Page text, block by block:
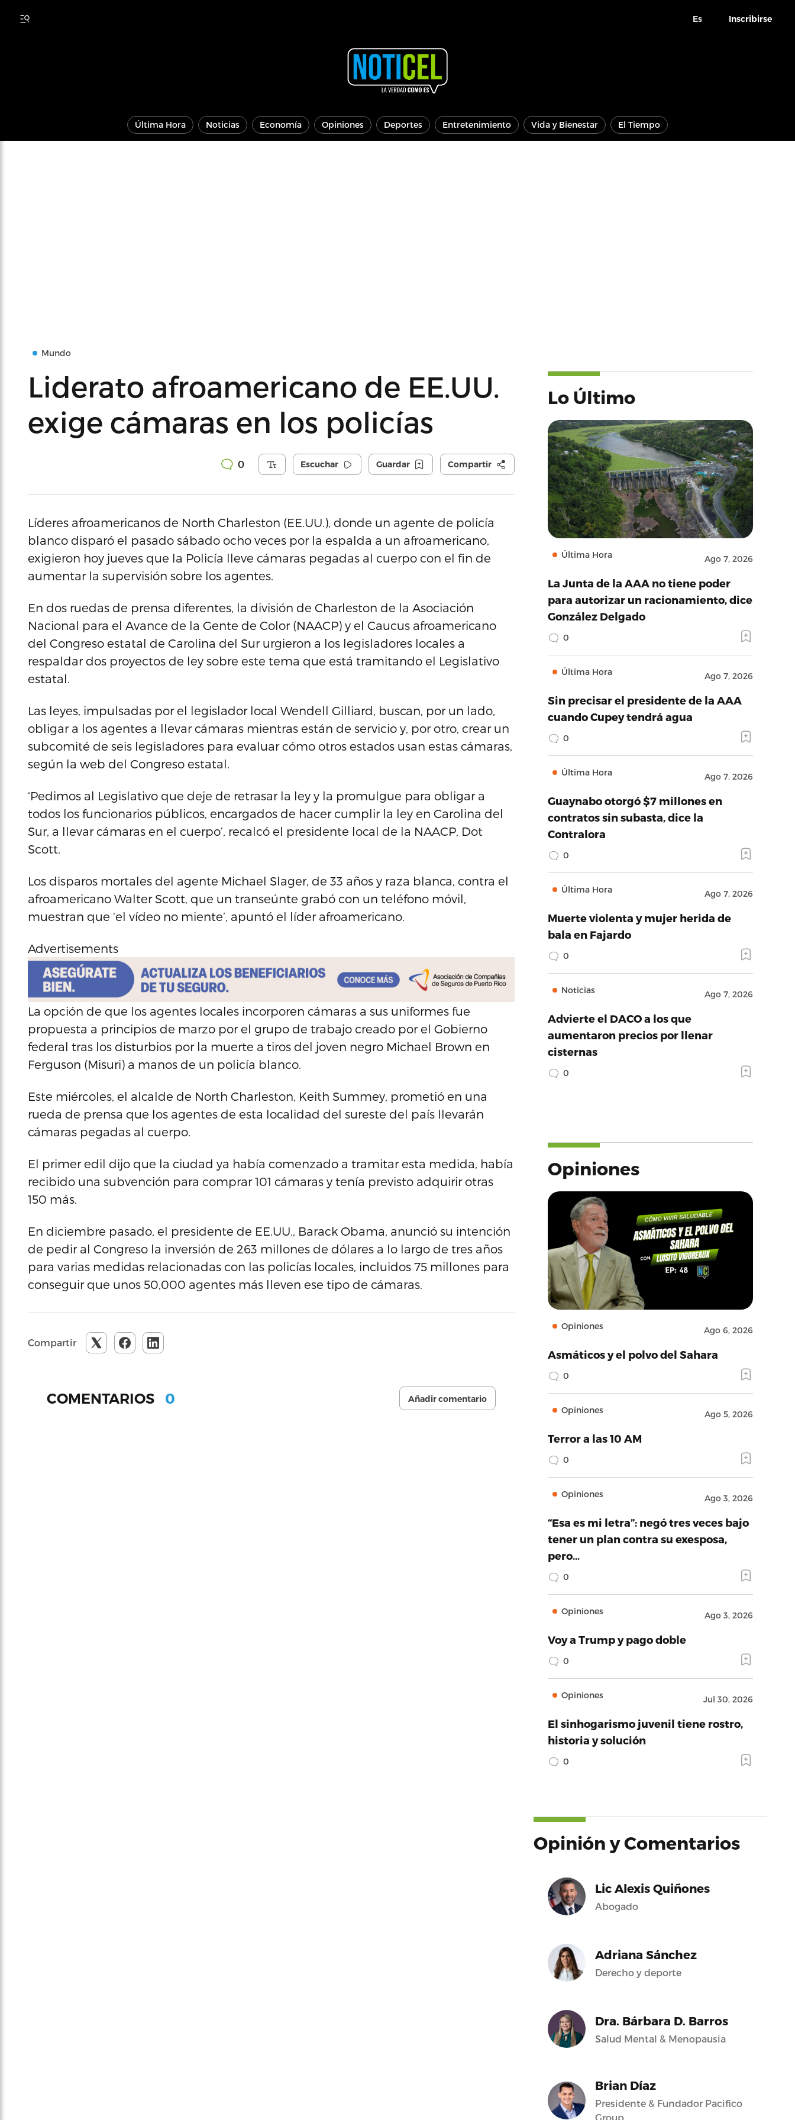
Es Inscribirse
Última Hora Noticias Economía Opiniones Deportes Entretenimiento Vida y Bienestar El Tiempo
Mundo
Liderato afroamericano de EE.UU.
exige cámaras en los policías
0 Escuchar Guardar Compartir
Líderes afroamericanos de North Charleston (EE.UU.), donde un agente de policía
blanco disparó el pasado sábado ocho veces por la espalda a un afroamericano,
exigieron hoy jueves que la Policía lleve cámaras pegadas al cuerpo con el fin de
aumentar la supervisión sobre los agentes.
En dos ruedas de prensa diferentes, la división de Charleston de la Asociación
Nacional para el Avance de la Gente de Color (NAACP) y el Caucus afroamericano
del Congreso estatal de Carolina del Sur urgieron a los legisladores locales a
respaldar dos proyectos de ley sobre este tema que está tramitando el Legislativo
estatal.
Las leyes, impulsadas por el legislador local Wendell Gilliard, buscan, por un lado,
obligar a los agentes a llevar cámaras mientras están de servicio y, por otro, crear un
subcomité de seis legisladores para evaluar cómo otros estados usan estas cámaras,
según la web del Congreso estatal.
‘Pedimos al Legislativo que deje de retrasar la ley y la promulgue para obligar a
todos los funcionarios públicos, encargados de hacer cumplir la ley en Carolina del
Sur, a llevar cámaras en el cuerpo’, recalcó el presidente local de la NAACP, Dot
Scott.
Los disparos mortales del agente Michael Slager, de 33 años y raza blanca, contra el
afroamericano Walter Scott, que un transeúnte grabó con un teléfono móvil,
muestran que ‘el vídeo no miente’, apuntó el líder afroamericano.
Advertisements
La opción de que los agentes locales incorporen cámaras a sus uniformes fue
propuesta a principios de marzo por el grupo de trabajo creado por el Gobierno
federal tras los disturbios por la muerte a tiros del joven negro Michael Brown en
Ferguson (Misuri) a manos de un policía blanco.
Este miércoles, el alcalde de North Charleston, Keith Summey, prometió en una
rueda de prensa que los agentes de esta localidad del sureste del país llevarán
cámaras pegadas al cuerpo.
El primer edil dijo que la ciudad ya había comenzado a tramitar esta medida, había
recibido una subvención para comprar 101 cámaras y tenía previsto adquirir otras
150 más.
En diciembre pasado, el presidente de EE.UU., Barack Obama, anunció su intención
de pedir al Congreso la inversión de 263 millones de dólares a lo largo de tres años
para varias medidas relacionadas con las policías locales, incluidos 75 millones para
conseguir que unos 50,000 agentes más lleven ese tipo de cámaras.
Compartir
COMENTARIOS 0 Añadir comentario
Lo Último
Última Hora Ago 7, 2026
La Junta de la AAA no tiene poder
para autorizar un racionamiento, dice
González Delgado
0
Última Hora Ago 7, 2026
Sin precisar el presidente de la AAA
cuando Cupey tendrá agua
0
Última Hora Ago 7, 2026
Guaynabo otorgó $7 millones en
contratos sin subasta, dice la
Contralora
0
Última Hora Ago 7, 2026
Muerte violenta y mujer herida de
bala en Fajardo
0
Noticias Ago 7, 2026
Advierte el DACO a los que
aumentaron precios por llenar
cisternas
0
Opiniones
Opiniones Ago 6, 2026
Asmáticos y el polvo del Sahara
0
Opiniones Ago 5, 2026
Terror a las 10 AM
0
Opiniones Ago 3, 2026
“Esa es mi letra”: negó tres veces bajo
tener un plan contra su exesposa,
pero…
0
Opiniones Ago 3, 2026
Voy a Trump y pago doble
0
Opiniones Jul 30, 2026
El sinhogarismo juvenil tiene rostro,
historia y solución
0
Opinión y Comentarios
Lic Alexis Quiñones
Abogado
Adriana Sánchez
Derecho y deporte
Dra. Bárbara D. Barros
Salud Mental & Menopausia
Brian Díaz
Presidente & Fundador Pacifico
Group